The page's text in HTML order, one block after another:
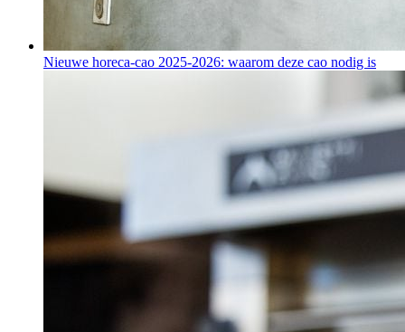
Nieuwe horeca-cao 2025-2026: waarom deze cao nodig is